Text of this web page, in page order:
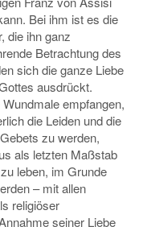
Bei ihm ist es die
die ihn ganz
Betrachtung des
sich die ganze Liebe
ausdrückt.
empfangen,
die Leiden und die
zu werden,
als letzten Maßstab
leben, im Grunde
– mit allen
religiöser
seiner Liebe